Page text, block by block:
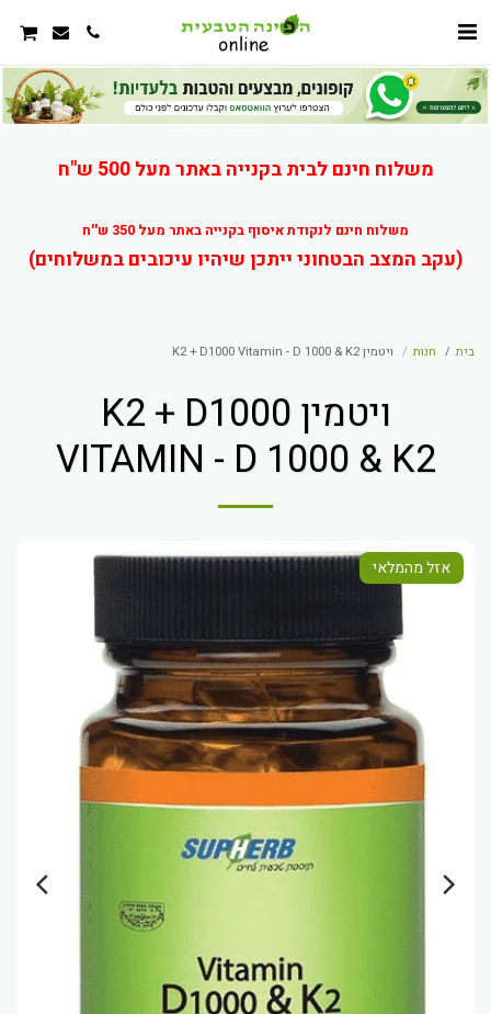
משלוח חינם לבית בקנייה באתר מעל 500 ש"ח
משלוח חינם לנקודת איסוף בקנייה באתר מעל 350 ש''ח
(עקב המצב הבטחוני ייתכן שיהיו עיכובים במשלוחים)
בית חנות ויטמין K2 + D1000 Vitamin - D 1000 & K2
ויטמין K2 + D1000
VITAMIN - D 1000 & K2
אזל מהמלאי